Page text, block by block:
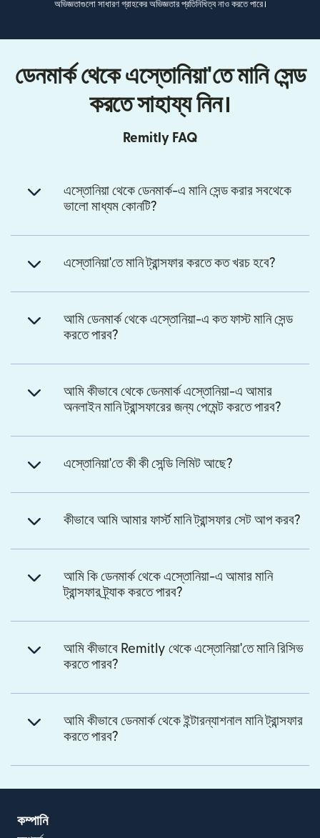
অভিজ্ঞতাগুলো সাধারণ গ্রাহকের অভিজ্ঞতার প্রতিনিধিত্ব নাও করতে পারে।
ডেনমার্ক থেকে এস্তোনিয়া'তে মানি সেন্ড
করতে সাহায্য নিন।
Remitly FAQ
এস্তোনিয়া থেকে ডেনমার্ক-এ মানি সেন্ড করার সবথেকে
ভালো মাধ্যম কোনটি?
এস্তোনিয়া'তে মানি ট্রান্সফার করতে কত খরচ হবে?
আমি ডেনমার্ক থেকে এস্তোনিয়া-এ কত ফাস্ট মানি সেন্ড
করতে পারব?
আমি কীভাবে থেকে ডেনমার্ক এস্তোনিয়া-এ আমার
অনলাইন মানি ট্রান্সফারের জন্য পেমেন্ট করতে পারব?
এস্তোনিয়া'তে কী কী সেন্ডি লিমিট আছে?
কীভাবে আমি আমার ফার্স্ট মানি ট্রান্সফার সেট আপ করব?
আমি কি ডেনমার্ক থেকে এস্তোনিয়া-এ আমার মানি
ট্রান্সফার ট্র্যাক করতে পারব?
আমি কীভাবে Remitly থেকে এস্তোনিয়া'তে মানি রিসিভ
করতে পারব?
আমি কীভাবে ডেনমার্ক থেকে ইন্টারন্যাশনাল মানি ট্রান্সফার
করতে পারব?
কম্পানি